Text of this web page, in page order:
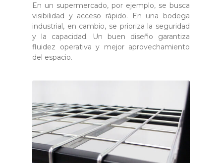
En un supermercado, por ejemplo, se busca
visibilidad y acceso rápido. En una bodega
industrial, en cambio, se prioriza la seguridad
y la capacidad. Un buen diseño garantiza
fluidez operativa y mejor aprovechamiento
del espacio.